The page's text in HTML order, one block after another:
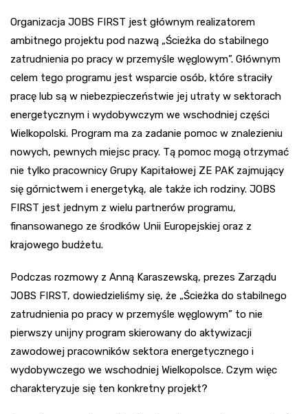
Organizacja JOBS FIRST jest głównym realizatorem
ambitnego projektu pod nazwą „Ścieżka do stabilnego
zatrudnienia po pracy w przemyśle węglowym”. Głównym
celem tego programu jest wsparcie osób, które straciły
pracę lub są w niebezpieczeństwie jej utraty w sektorach
energetycznym i wydobywczym we wschodniej części
Wielkopolski. Program ma za zadanie pomoc w znalezieniu
nowych, pewnych miejsc pracy. Tą pomoc mogą otrzymać
nie tylko pracownicy Grupy Kapitałowej ZE PAK zajmujący
się górnictwem i energetyką, ale także ich rodziny. JOBS
FIRST jest jednym z wielu partnerów programu,
finansowanego ze środków Unii Europejskiej oraz z
krajowego budżetu.
Podczas rozmowy z Anną Karaszewską, prezes Zarządu
JOBS FIRST, dowiedzieliśmy się, że „Ścieżka do stabilnego
zatrudnienia po pracy w przemyśle węglowym” to nie
pierwszy unijny program skierowany do aktywizacji
zawodowej pracowników sektora energetycznego i
wydobywczego we wschodniej Wielkopolsce. Czym więc
charakteryzuje się ten konkretny projekt?